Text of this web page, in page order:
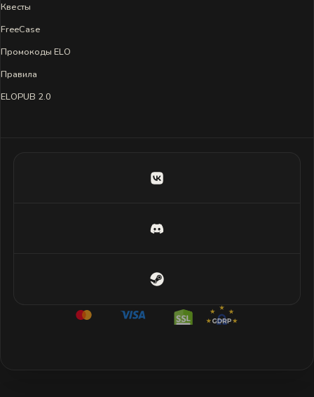
Квесты
FreeCase
Промокоды ELO
Правила
ELOPUB 2.0